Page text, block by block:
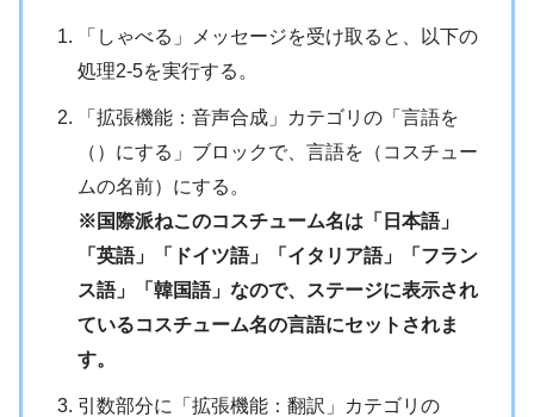
「しゃべる」メッセージを受け取ると、以下の
処理2-5を実行する。
「拡張機能：音声合成」カテゴリの「言語を
（）にする」ブロックで、言語を（コスチュー
ムの名前）にする。
※国際派ねこのコスチューム名は「日本語」
「英語」「ドイツ語」「イタリア語」「フラン
ス語」「韓国語」なので、ステージに表示され
ているコスチューム名の言語にセットされま
す。
引数部分に「拡張機能：翻訳」カテゴリの